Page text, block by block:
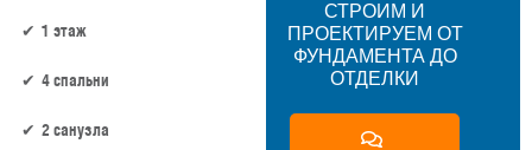
1 этаж
4 спальни
2 санузла
СТРОИМ И
ПРОЕКТИРУЕМ ОТ
ФУНДАМЕНТА ДО
ОТДЕЛКИ